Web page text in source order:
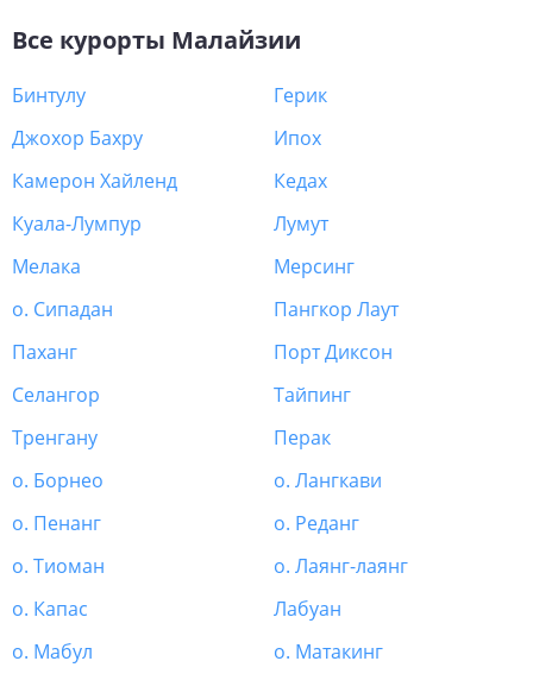
Все курорты Малайзии
Бинтулу
Герик
Джохор Бахру
Ипох
Камерон Хайленд
Кедах
Куала-Лумпур
Лумут
Мелака
Мерсинг
о. Сипадан
Пангкор Лаут
Паханг
Порт Диксон
Селангор
Тайпинг
Тренгану
Перак
о. Борнео
о. Лангкави
о. Пенанг
о. Реданг
о. Тиоман
о. Лаянг-лаянг
о. Капас
Лабуан
о. Мабул
о. Матакинг